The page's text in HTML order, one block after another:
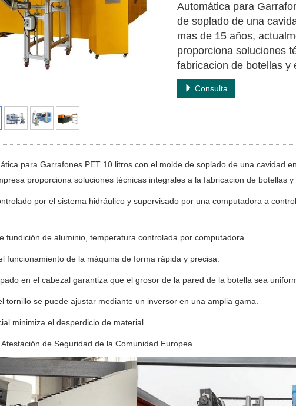
Automática para
de soplado de una
mas de 15 años,
proporciona soluciones
fabricacion de botellas y
Consulta
para Garrafones PET 10 litros con el molde de soplado de una cavidad
proporciona soluciones técnicas integrales a la fabricacion de botellas
por el sistema hidráulico y supervisado por una computadora a
fundición de aluminio, temperatura controlada por computadora.
funcionamiento de la máquina de forma rápida y precisa.
en el cabezal garantiza que el grosor de la pared de la botella sea
tornillo se puede ajustar mediante un inversor en una amplia gama.
minimiza el desperdicio de material.
de Seguridad de la Comunidad Europea.